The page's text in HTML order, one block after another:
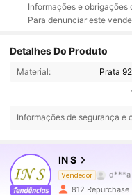
Informações e obrigações
Para denunciar este
Detalhes Do Produto
Material: Prata
Informações de segurança e
IN S
Vendedor
d***a
812 Repurchase